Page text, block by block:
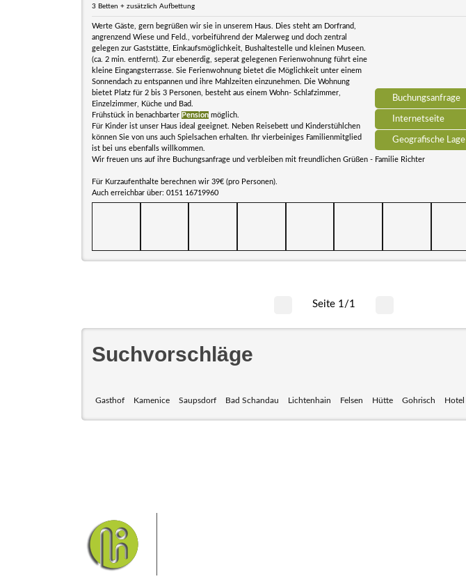
Buchungsanfrage
Internetseite
Geografische Lage
3 Betten + zusätzlich Aufbettung
Werte Gäste, gern begrüßen wir sie in unserem Haus. Dies steht am Dorfrand,
angrenzend Wiese und Feld., vorbeiführend der Malerweg und doch zentral
gelegen zur Gaststätte, Einkaufsmöglichkeit, Bushaltestelle und kleinen Museen.
(ca. 2 min. entfernt). Zur ebenerdig, seperat gelegenen Ferienwohnung führt eine
kleine Eingangsterrasse. Sie Ferienwohnung bietet die Möglichkeit unter einem
Sonnendach zu entspannen und ihre Mahlzeiten einzunehmen. Die Wohnung
bietet Platz für 2 bis 3 Personen, besteht aus einem Wohn- Schlafzimmer,
Einzelzimmer, Küche und Bad.
Frühstück in benachbarter Pension möglich.
Für Kinder ist unser Haus ideal geeignet. Neben Reisebett und Kinderstühlchen
können Sie von uns auch Spielsachen erhalten. Ihr vierbeiniges Familienmitglied
ist bei uns ebenfalls willkommen.
Wir freuen uns auf ihre Buchungsanfrage und verbleiben mit freundlichen Grüßen - Familie Richter
Für Kurzaufenthalte berechnen wir 39€ (pro Personen).
Auch erreichbar über: 0151 16719960
Seite 1/1
Suchvorschläge
Gasthof Kamenice Saupsdorf Bad Schandau Lichtenhain Felsen Hütte Gohrisch Hotel